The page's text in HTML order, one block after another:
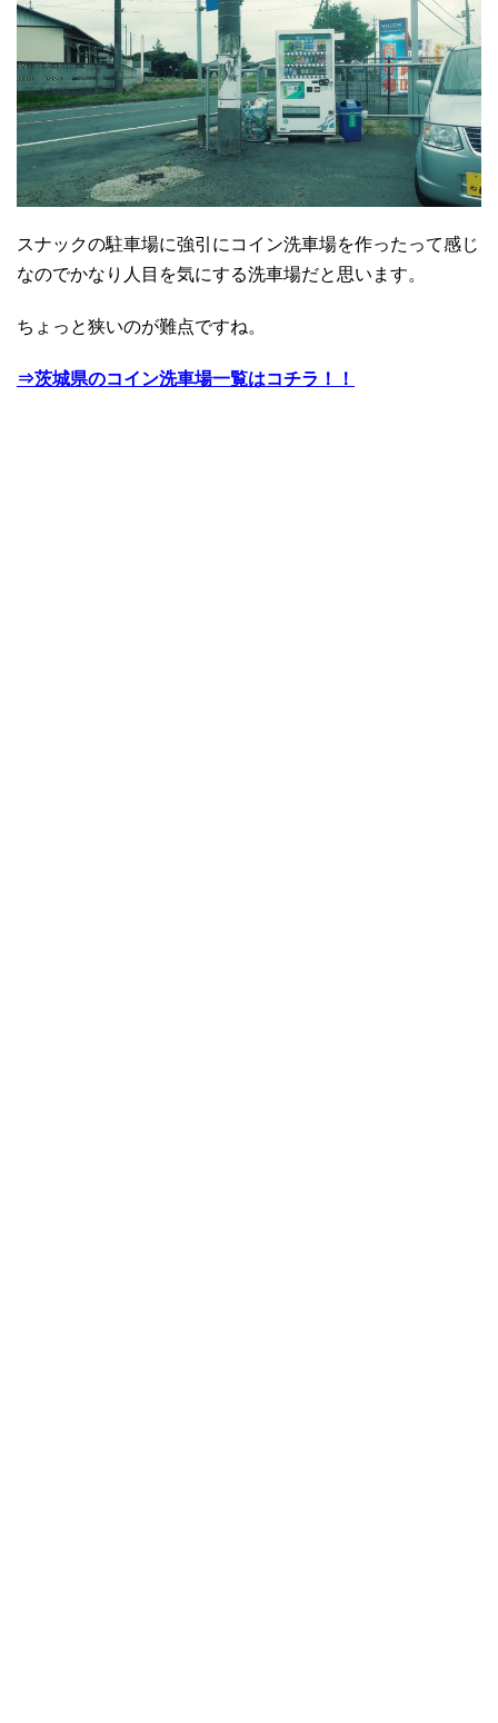
スナックの駐車場に強引にコイン洗車場を作ったって感じ
なのでかなり人目を気にする洗車場だと思います。
ちょっと狭いのが難点ですね。
⇒茨城県のコイン洗車場一覧はコチラ！！